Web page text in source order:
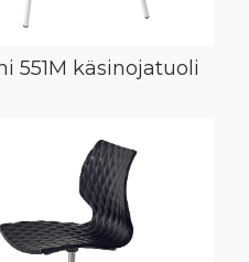
551M käsinojatuoli